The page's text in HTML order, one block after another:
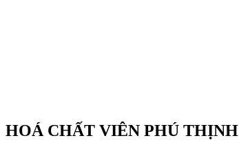
HOÁ CHẤT VIÊN PHÚ THỊNH